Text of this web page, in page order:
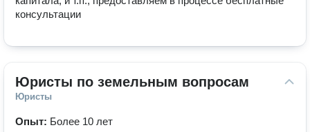
консультации
Юристы по земельным вопросам
Юристы
Опыт: Более 10 лет